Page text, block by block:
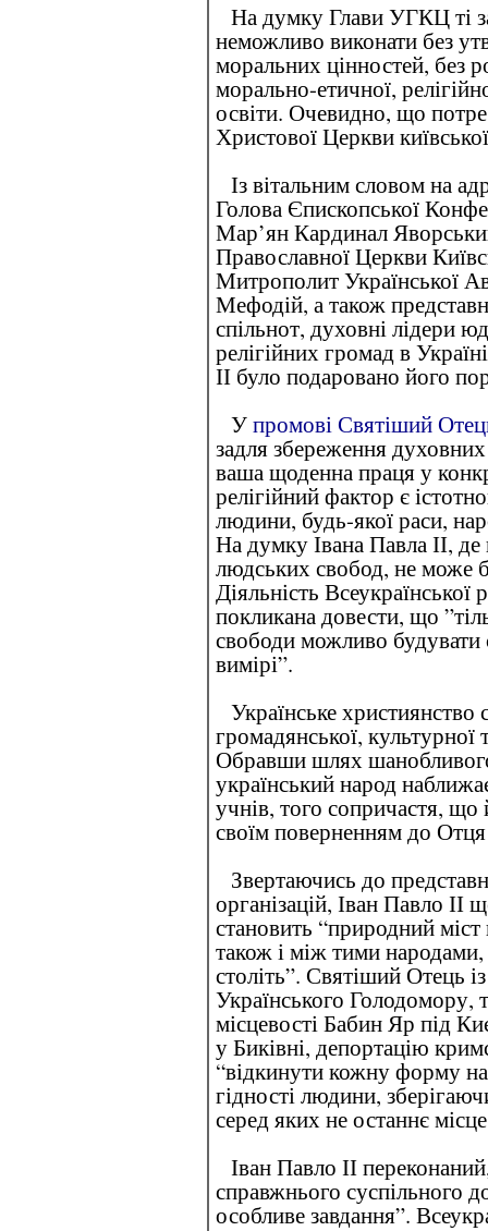
На думку Глави УГКЦ ті
неможливо виконати без
моральних цінностей, без
морально-етичної,
освіти. Очевидно, що
Христової Церкви
Із вітальним словом на
Голова Єпископської
Мар’ян Кардинал
Православної Церкви
Митрополит Української
Мефодій, а також
спільнот, духовні лідери
релігійних громад в
ІІ було подаровано його
Упромові Святіший
задля збереження
ваша щоденна праця у
релігійний фактор є
людини, будь-якої раси,
На думку Івана Павла ІІ,
людських свобод, не може
Діяльність Всеукраїнської
покликана довести, що
свободи можливо будувати
вимірі”.
Українське християнство
громадянської, культурної
Обравши шлях
український народ
учнів, того сопричастя, що
своїм поверненням до
Звертаючись до
організацій, Іван Павло ІІ
становить “природний
також і між тими народами,
століть”. Святіший Отець
Українського Голодомору,
місцевості Бабин Яр під
у Биківні, депортацію
“відкинути кожну форму
гідності людини,
серед яких не останнє
Іван Павло ІІ
справжнього суспільного
особливе завдання”.